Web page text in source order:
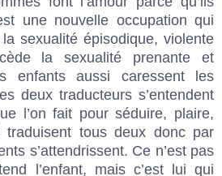
une nouvelle occupation qui
sexualité épisodique, violente
la sexualité prenante et
enfants aussi caressent les
deux traducteurs s’entendent
l’on fait pour séduire, plaire,
traduisent tous deux donc par
s’attendrissent. Ce n’est pas
l’enfant, mais c’est lui qui